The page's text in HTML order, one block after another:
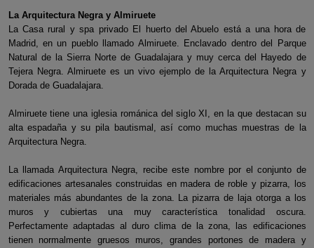
La Arquitectura Negra y Almiruete
La Casa rural y spa privado El huerto del Abuelo está a una hora de
Madrid, en un pueblo llamado Almiruete. Enclavado dentro del Parque
Natural de la Sierra Norte de Guadalajara y muy cerca del Hayedo de
Tejera Negra. Almiruete es un vivo ejemplo de la Arquitectura Negra y
Dorada de Guadalajara.
Almiruete tiene una iglesia románica del siglo XI, en la que destacan su
alta espadaña y su pila bautismal, así como muchas muestras de la
Arquitectura Negra.
La llamada Arquitectura Negra, recibe este nombre por el conjunto de
edificaciones artesanales construidas en madera de roble y pizarra, los
materiales más abundantes de la zona. La pizarra de laja otorga a los
muros y cubiertas una muy característica tonalidad oscura.
Perfectamente adaptadas al duro clima de la zona, las edificaciones
tienen normalmente gruesos muros, grandes portones de madera y